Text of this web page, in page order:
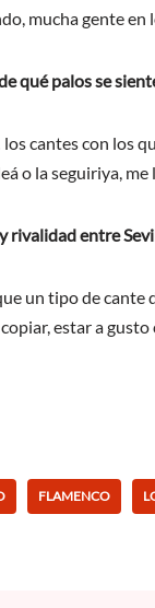
mucha gente
qué palos se
cantes con los
o la seguiriya, me
rivalidad entre
un tipo de cante
estar a
FLAMENCO